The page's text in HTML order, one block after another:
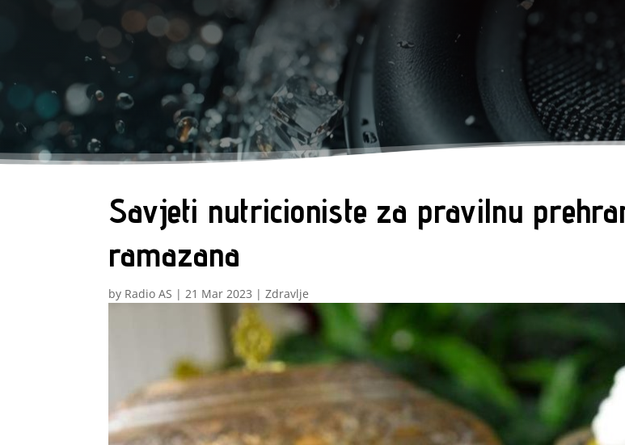
Savjeti nutricioniste za pravilnu
ramazana
by Radio AS | 21 Mar 2023 |Zdravlje